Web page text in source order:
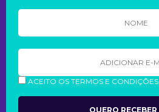
ACEITO OS TERMOS E CONDIÇÕES.